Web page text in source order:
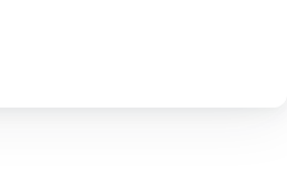
hinzufügen